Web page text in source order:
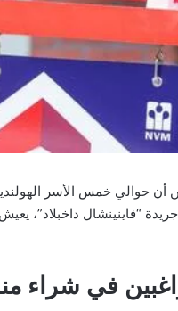
أن حوالي خمس الأسر
في شراء